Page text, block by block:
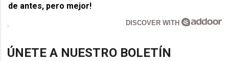
de antes, pero mejor!
DISCOVER WITH
ÚNETE A NUESTRO BOLETÍN